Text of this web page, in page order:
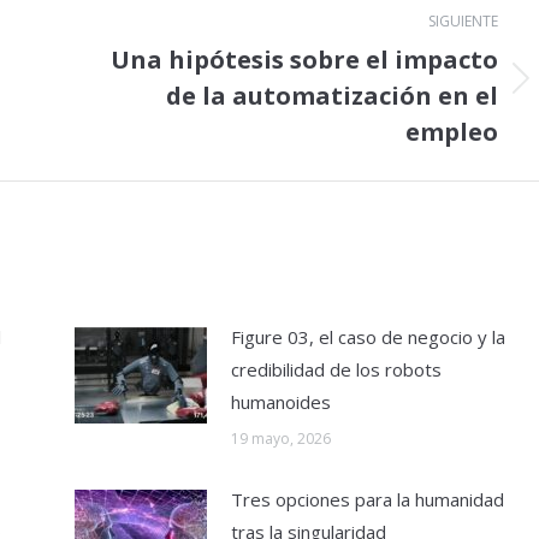
SIGUIENTE
Publicación
Una hipótesis sobre el impacto
de la automatización en el
empleo
Figure 03, el caso de negocio y la
credibilidad de los robots
humanoides
19 mayo, 2026
Tres opciones para la humanidad
tras la singularidad